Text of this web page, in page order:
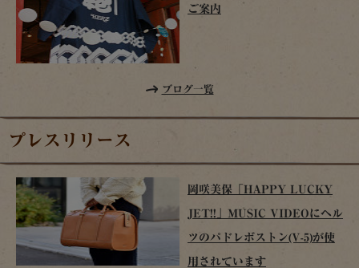
ご案内
ブログ一覧
プレスリリース
岡咲美保「HAPPY LUCKY
JET!!」MUSIC VIDEOにヘル
ツのパドレボストン(V-5)が使
用されています